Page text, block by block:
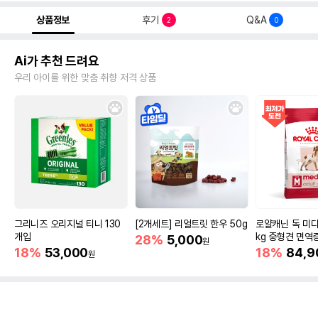
상품정보 후기 2 Q&A 0
Ai가 추천 드려요
우리 아이를 위한 맞춤 취향 저격 상품
그리니즈 오리지널 티니 130
개입
18% 53,000원
[2개세트] 리얼트릿 한우 50g
28% 5,000원
로얄캐닌 독 미
kg 중형견 면역
18%